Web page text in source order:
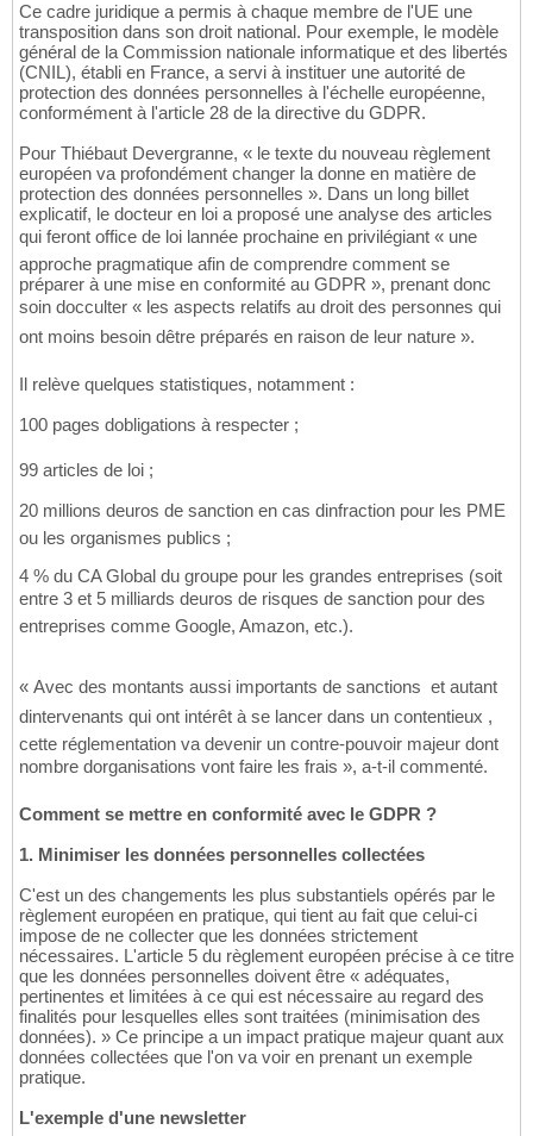
Ce cadre juridique a permis à chaque membre de l'UE une
transposition dans son droit national. Pour exemple, le modèle
général de la Commission nationale informatique et des libertés
(CNIL), établi en France, a servi à instituer une autorité de
protection des données personnelles à l'échelle européenne,
conformément à l'article 28 de la directive du GDPR.
Pour Thiébaut Devergranne, « le texte du nouveau règlement
européen va profondément changer la donne en matière de
protection des données personnelles ». Dans un long billet
explicatif, le docteur en loi a proposé une analyse des articles
qui feront office de loi lannée prochaine en privilégiant « une
approche pragmatique afin de comprendre comment se
préparer à une mise en conformité au GDPR », prenant donc
soin docculter « les aspects relatifs au droit des personnes qui
ont moins besoin dêtre préparés en raison de leur nature ».
Il relève quelques statistiques, notamment :
100 pages dobligations à respecter ;
99 articles de loi ;
20 millions deuros de sanction en cas dinfraction pour les PME
ou les organismes publics ;
4 % du CA Global du groupe pour les grandes entreprises (soit
entre 3 et 5 milliards deuros de risques de sanction pour des
entreprises comme Google, Amazon, etc.).
« Avec des montants aussi importants de sanctions  et autant
dintervenants qui ont intérêt à se lancer dans un contentieux ,
cette réglementation va devenir un contre-pouvoir majeur dont
nombre dorganisations vont faire les frais », a-t-il commenté.
Comment se mettre en conformité avec le GDPR ?
1. Minimiser les données personnelles collectées
C'est un des changements les plus substantiels opérés par le
règlement européen en pratique, qui tient au fait que celui-ci
impose de ne collecter que les données strictement
nécessaires. L'article 5 du règlement européen précise à ce titre
que les données personnelles doivent être « adéquates,
pertinentes et limitées à ce qui est nécessaire au regard des
finalités pour lesquelles elles sont traitées (minimisation des
données). » Ce principe a un impact pratique majeur quant aux
données collectées que l'on va voir en prenant un exemple
pratique.
L'exemple d'une newsletter